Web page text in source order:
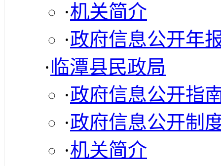
·机关简介
·政府信息公开年
·临潭县民政局
·政府信息公开指
·政府信息公开制
·机关简介